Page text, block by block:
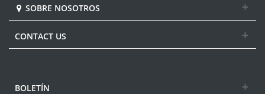
SOBRE NOSOTROS
CONTACT US
BOLETÍN